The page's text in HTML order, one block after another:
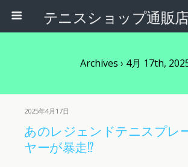
Archives › 4月 17th,
2025年4月17日
あのレジェンドテニスプレ
ヤーが暴走⁉︎